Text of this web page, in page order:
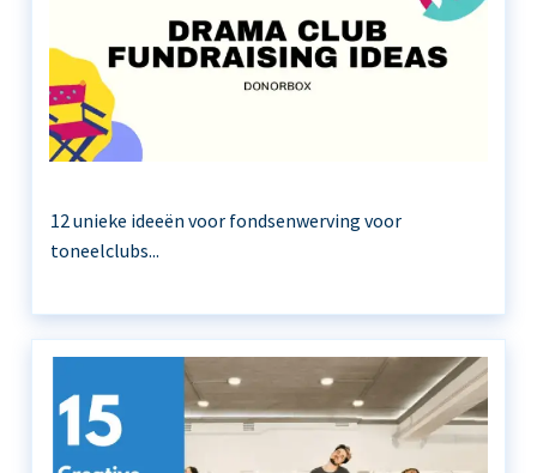
12 unieke ideeën voor fondsenwerving voor
toneelclubs...